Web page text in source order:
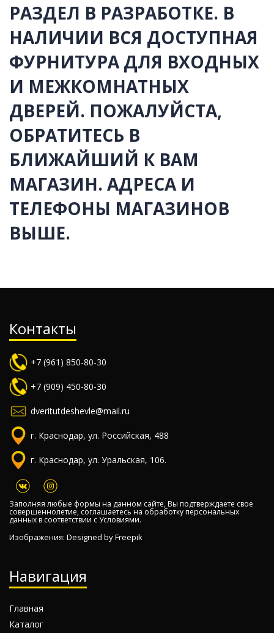
РАЗДЕЛ В РАЗРАБОТКЕ. В
НАЛИЧИИ ВСЯ ДОСТУПНАЯ
ФУРНИТУРА ДЛЯ ВХОДНЫХ
И МЕЖКОМНАТНЫХ
ДВЕРЕЙ. ПОЖАЛУЙСТА,
ОБРАТИТЕСЬ В
БЛИЖАЙШИЙ К ВАМ
МАГАЗИН. АДРЕСА И
ТЕЛЕФОНЫ МАГАЗИНОВ
ВЫШЕ.
Контакты
+7 (961) 850-80-30
+7 (909) 450-80-30
dveritutdeshevle@mail.ru
г. Краснодар, ул. Российская, 488
г. Краснодар, ул. Уральская, 106.
Заполняя любые формы на данном сайте, Вы подтверждаете свое
совершеннолетие, соглашаетесь на обработку персональных
данных в соответствии сУсловиями.
Изображения: Designed byFreepik
Навигация
Главная
Каталог